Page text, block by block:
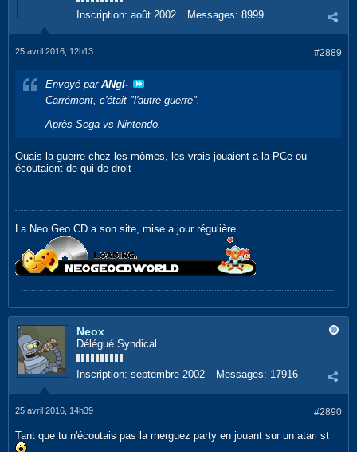
Inscription: août 2002 Messages: 8999
#2889
25 avril 2016, 12h13
Envoyé par ANgI-
Carrément, c'était "l'autre guerre".
Après Sega vs Nintendo.
Ouais la guerre chez les mômes, les vrais jouaient a la PCe ou
écoutaient de qui de droit
La Neo Geo CD a son site, mise a jour régulière...
Neox
Délégué Syndical
Inscription: septembre 2002 Messages: 17916
#2890
25 avril 2016, 14h39
Tant que tu n'écoutais pas la merguez party en jouant sur un atari st